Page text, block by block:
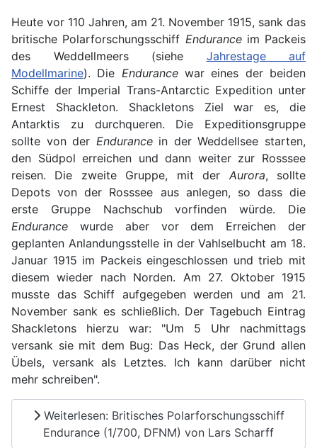
Heute vor 110 Jahren, am 21. November 1915, sank das
britische Polarforschungsschiff Enduranceim Packeis
des Weddellmeers (siehe Jahrestage auf
Modellmarine). Die Endurancewar eines der beiden
Schiffe der Imperial Trans-Antarctic Expedition unter
Ernest Shackleton. Shackletons Ziel war es, die
Antarktis zu durchqueren. Die Expeditionsgruppe
sollte von der Endurancein der Weddellsee starten,
den Südpol erreichen und dann weiter zur Rosssee
reisen. Die zweite Gruppe, mit der Aurora, sollte
Depots von der Rosssee aus anlegen, so dass die
erste Gruppe Nachschub vorfinden würde. Die
Endurance wurde aber vor dem Erreichen der
geplanten Anlandungsstelle in der Vahlselbucht am 18.
Januar 1915 im Packeis eingeschlossen und trieb mit
diesem wieder nach Norden. Am 27. Oktober 1915
musste das Schiff aufgegeben werden und am 21.
November sank es schließlich. Der Tagebuch Eintrag
Shackletons hierzu war: "Um 5 Uhr nachmittags
versank sie mit dem Bug: Das Heck, der Grund allen
Übels, versank als Letztes. Ich kann darüber nicht
mehr schreiben".
Weiterlesen: Britisches Polarforschungsschiff
Endurance (1/700, DFNM) von Lars Scharff